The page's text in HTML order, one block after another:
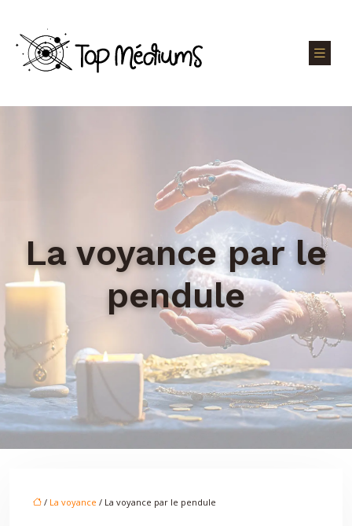
La voyance par le
pendule
/ La voyance / La voyance par le pendule